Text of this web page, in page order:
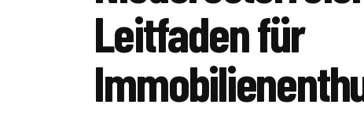
Leitfaden für